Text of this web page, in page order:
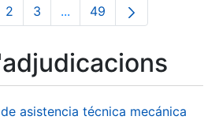
Pàgina
2 Pàgina
3 ...Pàgines intermèdies
Pàgina
49
asistencia técnica mecánica